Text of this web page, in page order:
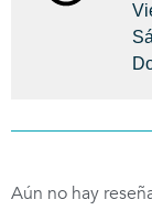
Aún no hay